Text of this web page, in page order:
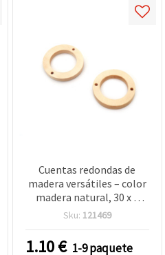
Cuentas redondas de
madera versátiles – color
madera natural, 30 x 5
mm, Ø 1,5–2 mm, 8 uds –
macramé y manualidades
DIY
Sku: 121469
1.10€ 1-9 paquete